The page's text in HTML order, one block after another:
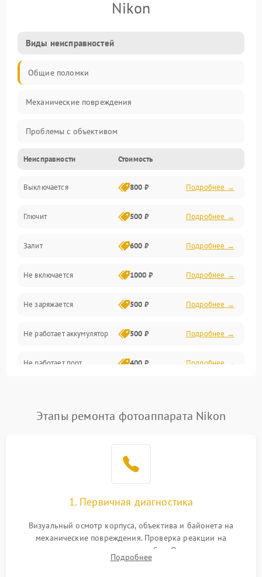
Nikon
Виды неисправностей
Общие поломки
Механические повреждения
Проблемы с объективом
Электронные ошибки
Механические проблемы
Матрица и оптика
Питание и питание цепей
Проблемы с картами памяти
Объективы
Программные сбои
Коммуникации и интерфейсы
Неисправности Стоимость
Выключается 800 ₽ Подробнее →
Глючит 500 ₽ Подробнее →
Залит 600 ₽ Подробнее →
Не включается 1000 ₽ Подробнее →
Не заряжается 500 ₽ Подробнее →
Не работает аккумулятор 500 ₽ Подробнее →
Не работает порт 400 ₽ Подробнее →
Этапы ремонта фотоаппарата Nikon
1. Первичная диагностика
Визуальный осмотр корпуса, объектива и байонета на
механические повреждения. Проверка реакции на
включение, считывание кодов ошибок. Оценка состояния
матрицы и затвора, проверка работы автофокуса и вспышки.
Подробнее